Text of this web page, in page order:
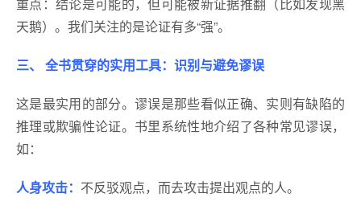
天鹅）。我们关注的是论证有多“强”。
三、 全书贯穿的实用工具：识别与避免谬误
这是最实用的部分。谬误是那些看似正确、实则有缺陷的
推理或欺骗性论证。书里系统性地介绍了各种常见谬误，
如：
人身攻击： 不反驳观点，而去攻击提出观点的人。